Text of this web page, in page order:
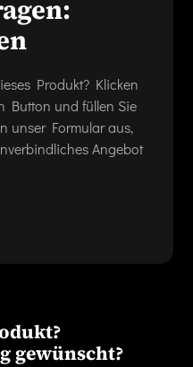
Produkt? Klicken
Button und füllen Sie
unser Formular aus,
Angebot
gewünscht?